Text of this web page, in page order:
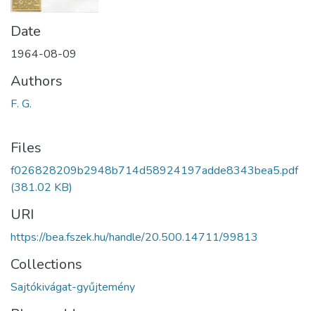
Date
1964-08-09
Authors
F. G.
Files
f026828209b2948b714d58924197adde8343bea5.pdf
(381.02 KB)
URI
https://bea.fszek.hu/handle/20.500.14711/99813
Collections
Sajtókivágat-gyűjtemény